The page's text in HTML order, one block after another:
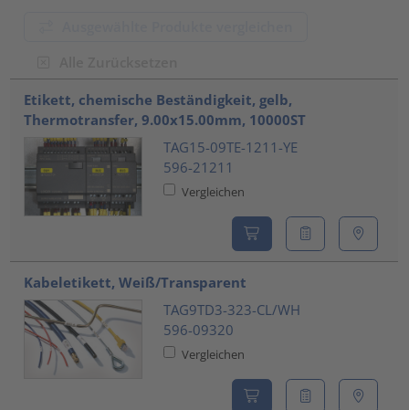
Etikett, chemische Beständigkeit, gelb,
Thermotransfer, 9.00x15.00mm, 10000ST
TAG15-09TE-1211-YE
596-21211
Vergleichen
Kabeletikett, Weiß/Transparent
TAG9TD3-323-CL/WH
596-09320
Vergleichen